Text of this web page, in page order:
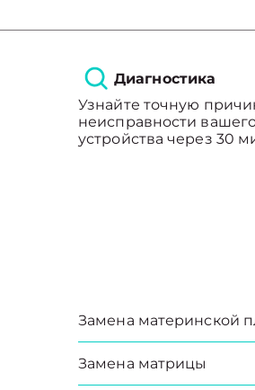
Диагностика
Узнайте точную
неисправности
устройства через 30
Замена материнской
Замена матрицы